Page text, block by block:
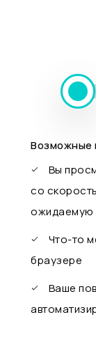
Возможные
Вы
со
ожидаемую
Что-то
браузере
Ваше